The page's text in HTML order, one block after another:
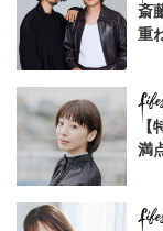
斎
重
【
満